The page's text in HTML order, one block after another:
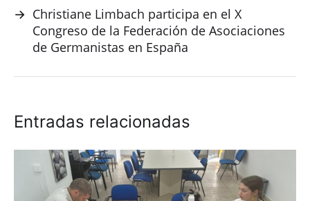
→ Christiane Limbach participa en el X
Congreso de la Federación de Asociaciones
de Germanistas en España
Entradas relacionadas